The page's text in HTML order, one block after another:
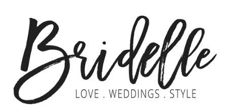
O NAS
KONTAKT
REKLAMA
ADVERTISING